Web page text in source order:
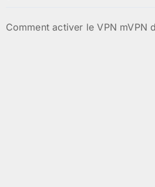
Comment activer le VPN mVPN